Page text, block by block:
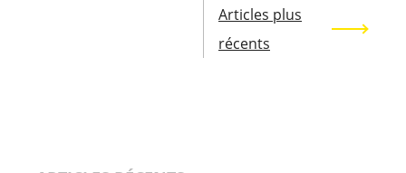
Articles plus
récents